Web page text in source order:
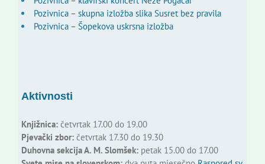
Pozivnica – skupna izložba slika Susret bez pravila
Pozivnica – Šopekova uskrsna izložba
Aktivnosti
Knjižnica:četvrtak 17.00 do 19.00
Pjevački zbor:četvrtak 17.30 do 19.30
Duhovna sekcija A. M. Slomšek:petak 15.00 do 17.00